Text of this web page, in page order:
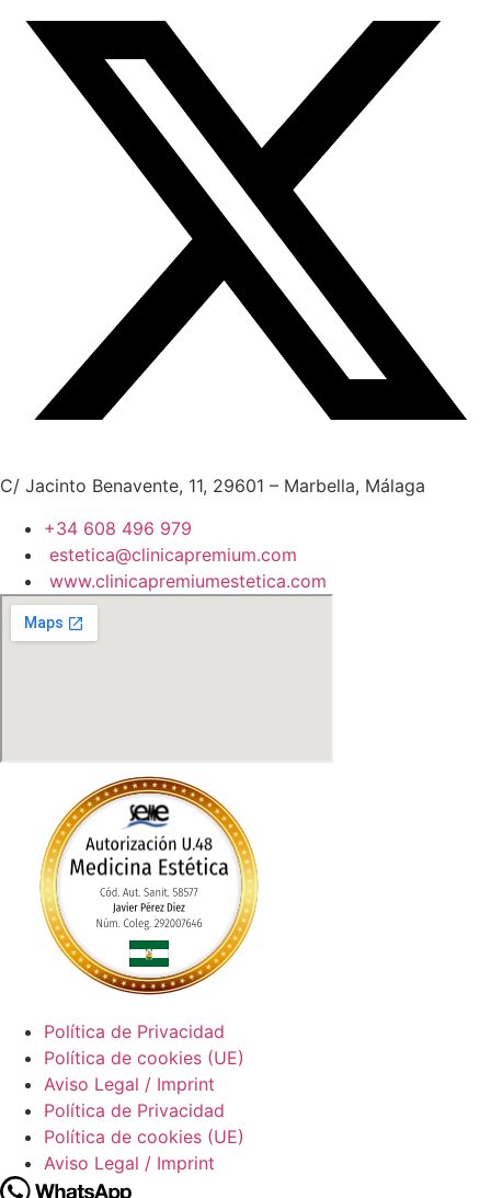
C/ Jacinto Benavente, 11, 29601 – Marbella, Málaga​
+34 608 496 979
estetica@clinicapremium.com
www.clinicapremiumestetica.com
Política de Privacidad
Política de cookies (UE)
Aviso Legal / Imprint
Política de Privacidad
Política de cookies (UE)
Aviso Legal / Imprint